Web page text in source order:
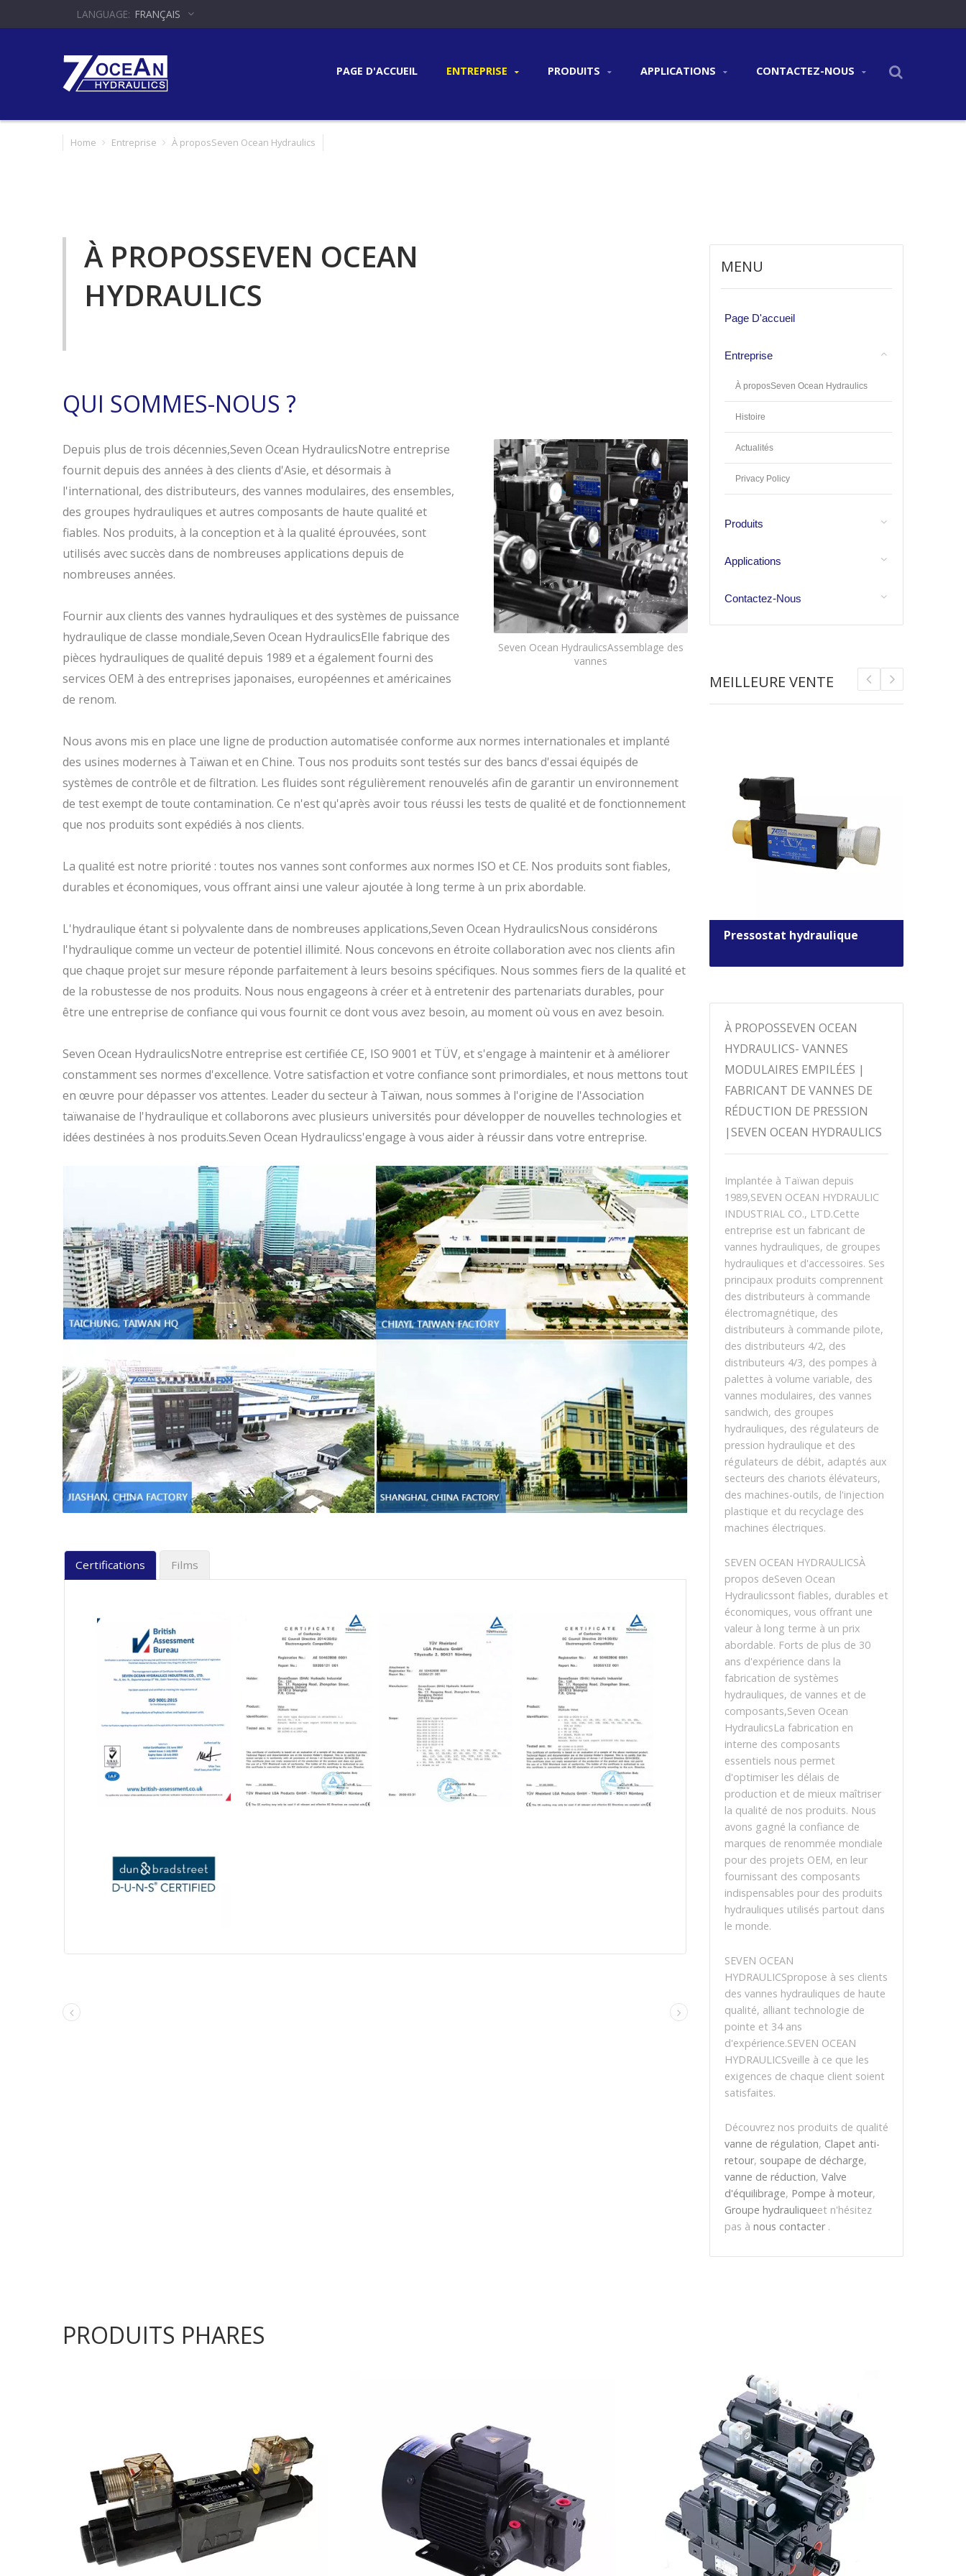
FRANÇAIS
PAGE D'ACCUEIL ENTREPRISE PRODUITS APPLICATIONS CONTACTEZ-NOUS
Home Entreprise À proposSeven Ocean Hydraulics
À PROPOSSEVEN OCEAN
HYDRAULICS
QUI SOMMES-NOUS ?
Seven Ocean HydraulicsAssemblage des
vannes
Depuis plus de trois décennies,Seven Ocean HydraulicsNotre entreprise
fournit depuis des années à des clients d'Asie, et désormais à
l'international, des distributeurs, des vannes modulaires, des ensembles,
des groupes hydrauliques et autres composants de haute qualité et
fiables. Nos produits, à la conception et à la qualité éprouvées, sont
utilisés avec succès dans de nombreuses applications depuis de
nombreuses années.
Fournir aux clients des vannes hydrauliques et des systèmes de puissance
hydraulique de classe mondiale,Seven Ocean HydraulicsElle fabrique des
pièces hydrauliques de qualité depuis 1989 et a également fourni des
services OEM à des entreprises japonaises, européennes et américaines
de renom.
Nous avons mis en place une ligne de production automatisée conforme aux normes internationales et implanté
des usines modernes à Taïwan et en Chine. Tous nos produits sont testés sur des bancs d'essai équipés de
systèmes de contrôle et de filtration. Les fluides sont régulièrement renouvelés afin de garantir un environnement
de test exempt de toute contamination. Ce n'est qu'après avoir tous réussi les tests de qualité et de fonctionnement
que nos produits sont expédiés à nos clients.
La qualité est notre priorité : toutes nos vannes sont conformes aux normes ISO et CE. Nos produits sont fiables,
durables et économiques, vous offrant ainsi une valeur ajoutée à long terme à un prix abordable.
L'hydraulique étant si polyvalente dans de nombreuses applications,Seven Ocean HydraulicsNous considérons
l'hydraulique comme un vecteur de potentiel illimité. Nous concevons en étroite collaboration avec nos clients afin
que chaque projet sur mesure réponde parfaitement à leurs besoins spécifiques. Nous sommes fiers de la qualité et
de la robustesse de nos produits. Nous nous engageons à créer et à entretenir des partenariats durables, pour
être une entreprise de confiance qui vous fournit ce dont vous avez besoin, au moment où vous en avez besoin.
Seven Ocean HydraulicsNotre entreprise est certifiée CE, ISO 9001 et TÜV, et s'engage à maintenir et à améliorer
constamment ses normes d'excellence. Votre satisfaction et votre confiance sont primordiales, et nous mettons tout
en œuvre pour dépasser vos attentes. Leader du secteur à Taïwan, nous sommes à l'origine de l'Association
taïwanaise de l'hydraulique et collaborons avec plusieurs universités pour développer de nouvelles technologies et
idées destinées à nos produits.Seven Ocean Hydraulicss'engage à vous aider à réussir dans votre entreprise.
Certifications Films
MENU
Page D'accueil
Entreprise
À proposSeven Ocean Hydraulics
Histoire
Actualités
Privacy Policy
Produits
Applications
Contactez-Nous
MEILLEURE VENTE
Électrovannes de
commande directionnelle
Pressostat hydraulique
À PROPOSSEVEN OCEAN
HYDRAULICS- VANNES
MODULAIRES EMPILÉES |
FABRICANT DE VANNES DE
RÉDUCTION DE PRESSION
|SEVEN OCEAN HYDRAULICS
Implantée à Taïwan depuis
1989,SEVEN OCEAN HYDRAULIC
INDUSTRIAL CO., LTD.Cette
entreprise est un fabricant de
vannes hydrauliques, de groupes
hydrauliques et d'accessoires. Ses
principaux produits comprennent
des distributeurs à commande
électromagnétique, des
distributeurs à commande pilote,
des distributeurs 4/2, des
distributeurs 4/3, des pompes à
palettes à volume variable, des
vannes modulaires, des vannes
sandwich, des groupes
hydrauliques, des régulateurs de
pression hydraulique et des
régulateurs de débit, adaptés aux
secteurs des chariots élévateurs,
des machines-outils, de l'injection
plastique et du recyclage des
machines électriques.
SEVEN OCEAN HYDRAULICSÀ
propos deSeven Ocean
Hydraulicssont fiables, durables et
économiques, vous offrant une
valeur à long terme à un prix
abordable. Forts de plus de 30
ans d'expérience dans la
fabrication de systèmes
hydrauliques, de vannes et de
composants,Seven Ocean
HydraulicsLa fabrication en
interne des composants
essentiels nous permet
d'optimiser les délais de
production et de mieux maîtriser
la qualité de nos produits. Nous
avons gagné la confiance de
marques de renommée mondiale
pour des projets OEM, en leur
fournissant des composants
indispensables pour des produits
hydrauliques utilisés partout dans
le monde.
SEVEN OCEAN
HYDRAULICSpropose à ses clients
des vannes hydrauliques de haute
qualité, alliant technologie de
pointe et 34 ans
d'expérience.SEVEN OCEAN
HYDRAULICSveille à ce que les
exigences de chaque client soient
satisfaites.
Découvrez nos produits de qualité
vanne de régulation, Clapet anti-
retour, soupape de décharge,
vanne de réduction, Valve
d'équilibrage, Pompe à moteur,
Groupe hydrauliqueet n'hésitez
pas à nous contacter.
PRODUITS PHARES